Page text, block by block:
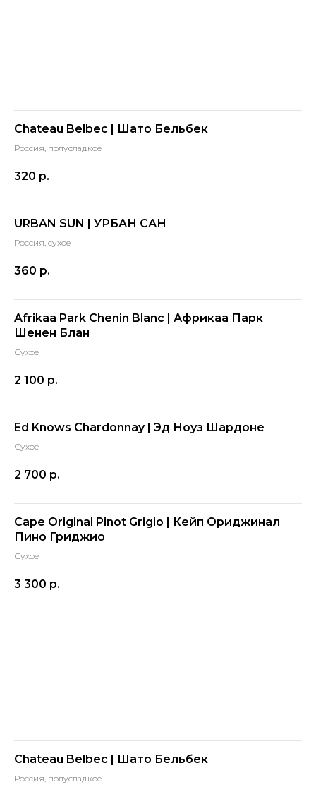
Chateau Belbec | Шато Бельбек
Россия, полусладкое
320 р.
URBAN SUN | УРБАН САН
Россия, сухое
360 р.
Afrikaa Park Chenin Blanc | Африкаа Парк
Шенен Блан
Сухое
2 100 р.
Ed Knows Chardonnay | Эд Ноуз Шардоне
Сухое
2 700 р.
Cape Original Pinot Grigio | Кейп Ориджинал
Пино Гриджио
Сухое
3 300 р.
Chateau Belbec | Шато Бельбек
Россия, полусладкое